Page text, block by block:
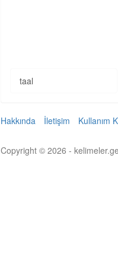
taal
Hakkında İletişim Kullanım
Copyright © 2026 -